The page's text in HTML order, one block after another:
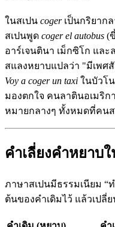
ในสเปน cogerเป็นกริยาก
สเปนพูด coger el autobus (
อาร์เจนตินา เม็กซิโก แล
สแลงหยาบแปลว่า "มีเพ
Voy a coger un taxi ในบัวโ
มองตกใจ คนลาตินอเมริก
หมายกลางๆ ทั้งหมดที่คนส
คำเลี่ยงคำหยาบ
ภาษาสเปนมีธรรมเนียม “
ต้นของคำเดิมไว้ แล้วเปลี่